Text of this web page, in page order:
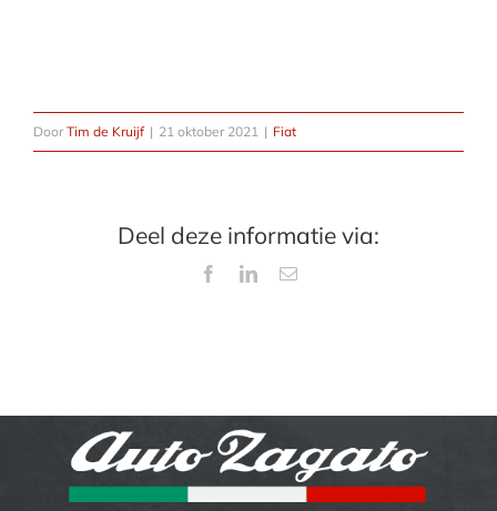
DoorTim de Kruijf | 21 oktober 2021 | Fiat
Deel deze informatie via:
FacebookLinkedIn
E-